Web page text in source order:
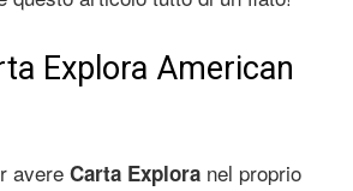
Explora American
avere Carta Explora nel proprio